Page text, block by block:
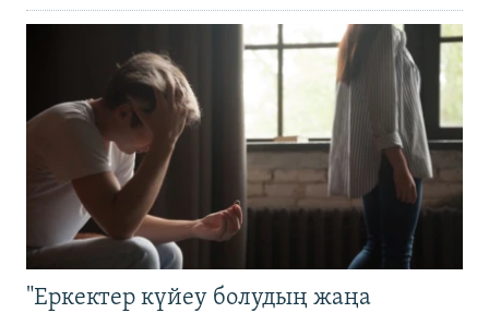
"Еркектер күйеу болудың жаңа